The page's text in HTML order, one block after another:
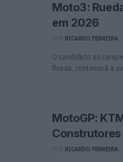
Moto3:
em 2026
RICARDO FERREIRA
O candidato ao
Rueda, continuará a
MotoGP:
RICARDO FERREIRA